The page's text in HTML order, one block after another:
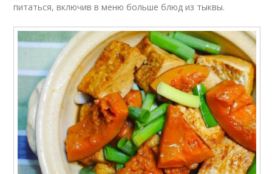
питаться, включив в меню больше блюд из тыквы.